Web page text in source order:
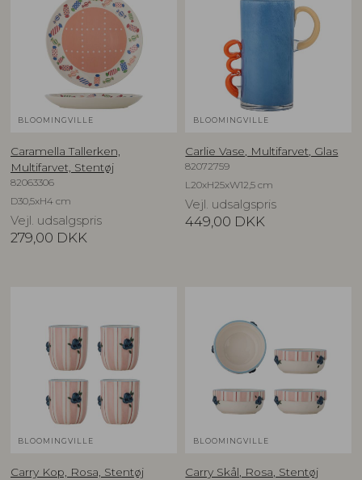
BLOOMINGVILLE
Caramella Tallerken,
Multifarvet, Stentøj
82063306
D30,5xH4 cm
Vejl. udsalgspris
279,00 DKK
BLOOMINGVILLE
Carlie Vase, Multifarvet, Glas
82072759
L20xH25xW12,5 cm
Vejl. udsalgspris
449,00 DKK
BLOOMINGVILLE
Carry Kop, Rosa, Stentøj
BLOOMINGVILLE
Carry Skål, Rosa, Stentøj